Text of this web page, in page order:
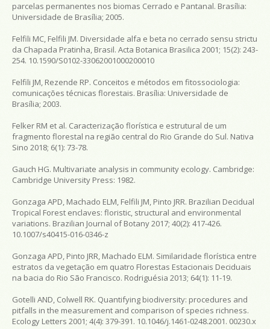
parcelas permanentes nos biomas Cerrado e Pantanal. Brasília:
Universidade de Brasília; 2005.
Felfili MC, Felfili JM. Diversidade alfa e beta no cerrado sensu strictu
da Chapada Pratinha, Brasil. Acta Botanica Brasilica 2001; 15(2): 243-
254. 10.1590/S0102-33062001000200010
Felfili JM, Rezende RP. Conceitos e métodos em fitossociologia:
comunicações técnicas florestais. Brasília: Universidade de
Brasília; 2003.
Felker RM et al. Caracterização florística e estrutural de um
fragmento florestal na região central do Rio Grande do Sul. Nativa
Sino 2018; 6(1): 73-78.
Gauch HG. Multivariate analysis in community ecology. Cambridge:
Cambridge University Press: 1982.
Gonzaga APD, Machado ELM, Felfili JM, Pinto JRR. Brazilian Decidual
Tropical Forest enclaves: floristic, structural and environmental
variations. Brazilian Journal of Botany 2017; 40(2): 417-426.
10.1007/s40415-016-0346-z
Gonzaga APD, Pinto JRR, Machado ELM. Similaridade florística entre
estratos da vegetação em quatro Florestas Estacionais Deciduais
na bacia do Rio São Francisco. Rodriguésia 2013; 64(1): 11-19.
Gotelli AND, Colwell RK. Quantifying biodiversity: procedures and
pitfalls in the measurement and comparison of species richness.
Ecology Letters 2001; 4(4): 379-391. 10.1046/j.1461-0248.2001. 00230.x